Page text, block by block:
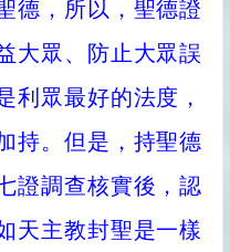
德，所以，聖德證
大眾、防止大眾誤
利眾最好的法度，
持。但是，持聖德
證調查核實後，認
天主教封聖是一樣